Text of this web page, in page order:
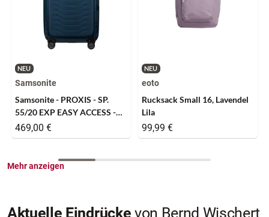
NEU
Samsonite
Samsonite - PROXIS - SP.
55/20 EXP EASY ACCESS -
petrol blue
469,00 €
NEU
eoto
Rucksack Small 16, Lavendel
Lila
99,99 €
Mehr anzeigen
Aktuelle Eindrücke von Bernd Wischert